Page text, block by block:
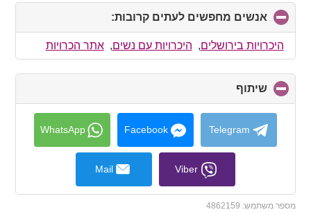
אנשים מחפשים לעתים קרובות:
to
collapse
contents
היכרויות בירושלים, היכרויות עם נשים,אתר הכרויות
שיתוף
to
collapse
contents
Telegram
Facebook
WhatsApp
Viber
Mail
מספר משתמש: 4862159